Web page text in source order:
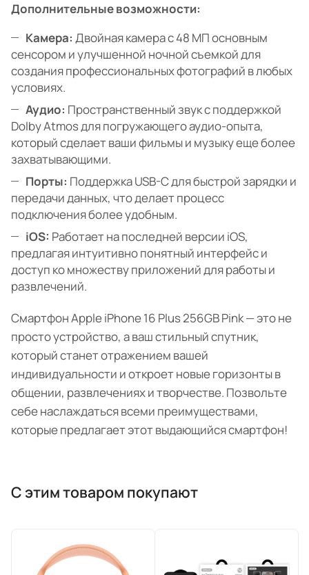
Дополнительные возможности:
Камера: Двойная камера с 48 МП основным
сенсором и улучшенной ночной съемкой для
создания профессиональных фотографий в любых
условиях.
Аудио: Пространственный звук с поддержкой
Dolby Atmos для погружающего аудио-опыта,
который сделает ваши фильмы и музыку еще более
захватывающими.
Порты: Поддержка USB-C для быстрой зарядки и
передачи данных, что делает процесс
подключения более удобным.
iOS: Работает на последней версии iOS,
предлагая интуитивно понятный интерфейс и
доступ ко множеству приложений для работы и
развлечений.
Смартфон Apple iPhone 16 Plus 256GB Pink — это не
просто устройство, а ваш стильный спутник,
который станет отражением вашей
индивидуальности и откроет новые горизонты в
общении, развлечениях и творчестве. Позвольте
себе наслаждаться всеми преимуществами,
которые предлагает этот выдающийся смартфон!
С этим товаром покупают